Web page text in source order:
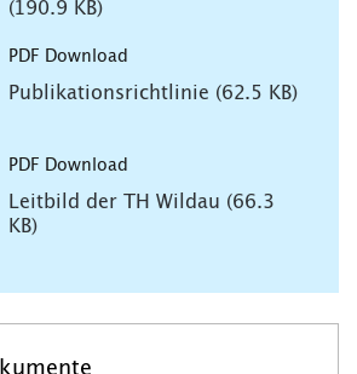
(190.9 KB)
PDF Download
Publikationsrichtlinie (62.5 KB)
PDF Download
Leitbild der TH Wildau (66.3
KB)